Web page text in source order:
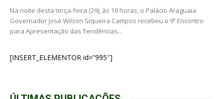
Na noite desta terça-feira (29), às 19 horas, o Palácio Araguaia
Governador José Wilson Siqueira Campos recebeu o 9º Encontro
para Apresentação das Tendências...
[INSERT_ELEMENTOR id=”995″]